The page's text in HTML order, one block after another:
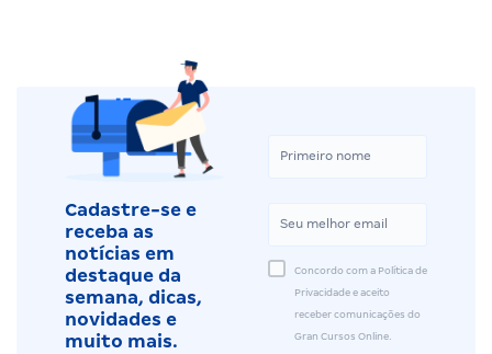
Cadastre-se e
receba as
notícias em
destaque da
semana, dicas,
novidades e
muito mais.
Concordo com a Política de
Privacidade e aceito
receber comunicações do
Gran Cursos Online.